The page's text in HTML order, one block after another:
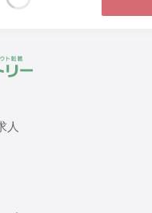
護師の転職マッチング
人